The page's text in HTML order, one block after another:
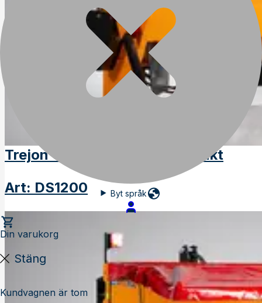
Byt språk
Din varukorg
Stäng
Kundvagnen är tom
Trejon Optimal DS1200, 3-punkt
Art: DS1200